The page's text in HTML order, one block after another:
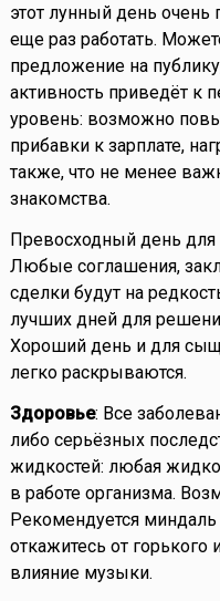
этот лунный день очень
еще раз работать.
предложение на
активность приведёт к
уровень: возможно
прибавки к зарплате,
также, что не менее
знакомства.
Превосходный день для
Любые соглашения,
сделки будут на
лучших дней для
Хороший день и для
легко раскрываются.
Здоровье: Все
либо серьёзных
жидкостей: любая
в работе организма.
Рекомендуется
откажитесь от горького
влияние музыки.